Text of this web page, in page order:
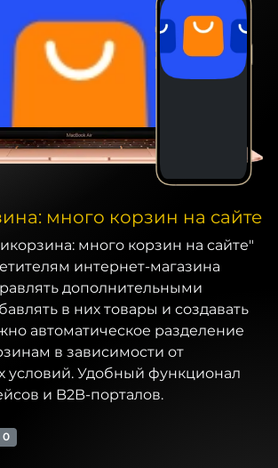
много корзин на сайте
много корзин на сайте"
интернет-магазина
дополнительными
в них товары и создавать
автоматическое разделение
в зависимости от
условий. Удобный функционал
и B2B-порталов.
0